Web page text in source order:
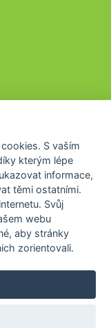
. S vaším
kterým lépe
informace,
těmi ostatními.
Svůj
webu
, aby stránky
zorientovali.